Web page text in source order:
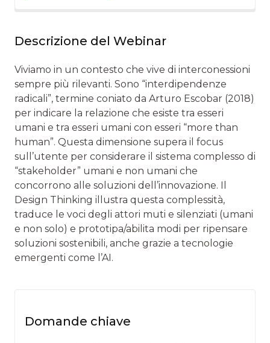
Descrizione del Webinar
Viviamo in un contesto che vive di interconessioni
sempre più rilevanti. Sono “interdipendenze
radicali”, termine coniato da Arturo Escobar (2018)
per indicare la relazione che esiste tra esseri
umani e tra esseri umani con esseri “more than
human”. Questa dimensione supera il focus
sull’utente per considerare il sistema complesso di
“stakeholder” umani e non umani che
concorrono alle soluzioni dell’innovazione. Il
Design Thinking illustra questa complessità,
traduce le voci degli attori muti e silenziati (umani
e non solo) e prototipa/abilita modi per ripensare
soluzioni sostenibili, anche grazie a tecnologie
emergenti come l’AI.
Domande chiave